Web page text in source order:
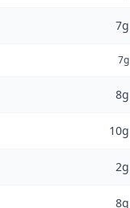
7g
7g
8g
10g
2g
8g